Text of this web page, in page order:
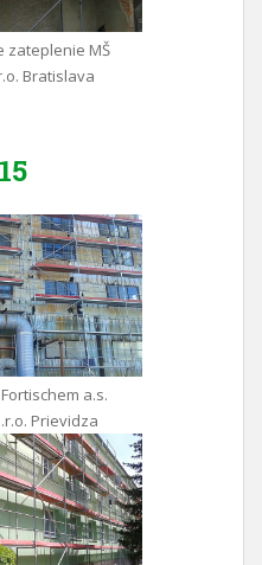
zateplenie MŠ
Bratislava
a.s.
Prievidza